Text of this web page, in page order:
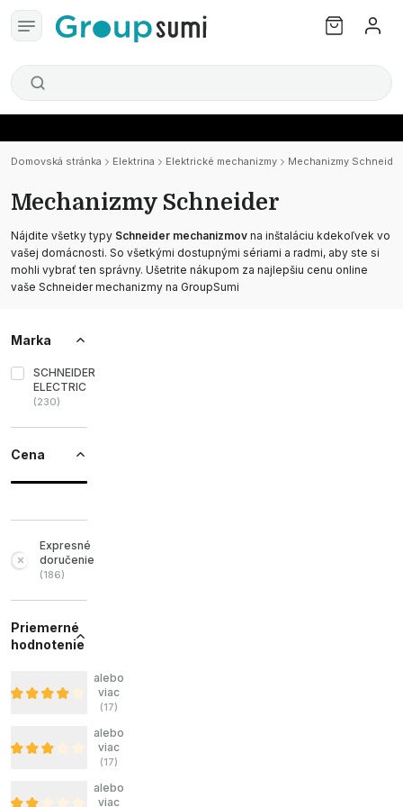
Domovská stránka Elektrina Elektrické mechanizmy Mechanizmy Schneider
Mechanizmy Schneider
Nájdite všetky typy Schneider mechanizmov na inštaláciu kdekoľvek vo
vašej domácnosti. So všetkými dostupnými sériami a radmi, aby ste si
mohli vybrať ten správny. Ušetrite nákupom za najlepšiu cenu online
vaše Schneider mechanizmy na GroupSumi
Marka
SCHNEIDER
ELECTRIC
(230)
Cena
Expresné
doručenie
(186)
Priemerné
hodnotenie
alebo
viac
(17)
alebo
viac
(17)
alebo
viac